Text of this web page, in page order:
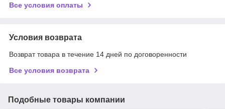
Все условия оплаты
Условия возврата
Возврат товара в течение 14 дней по договоренности
Все условия возврата
Подобные товары компании